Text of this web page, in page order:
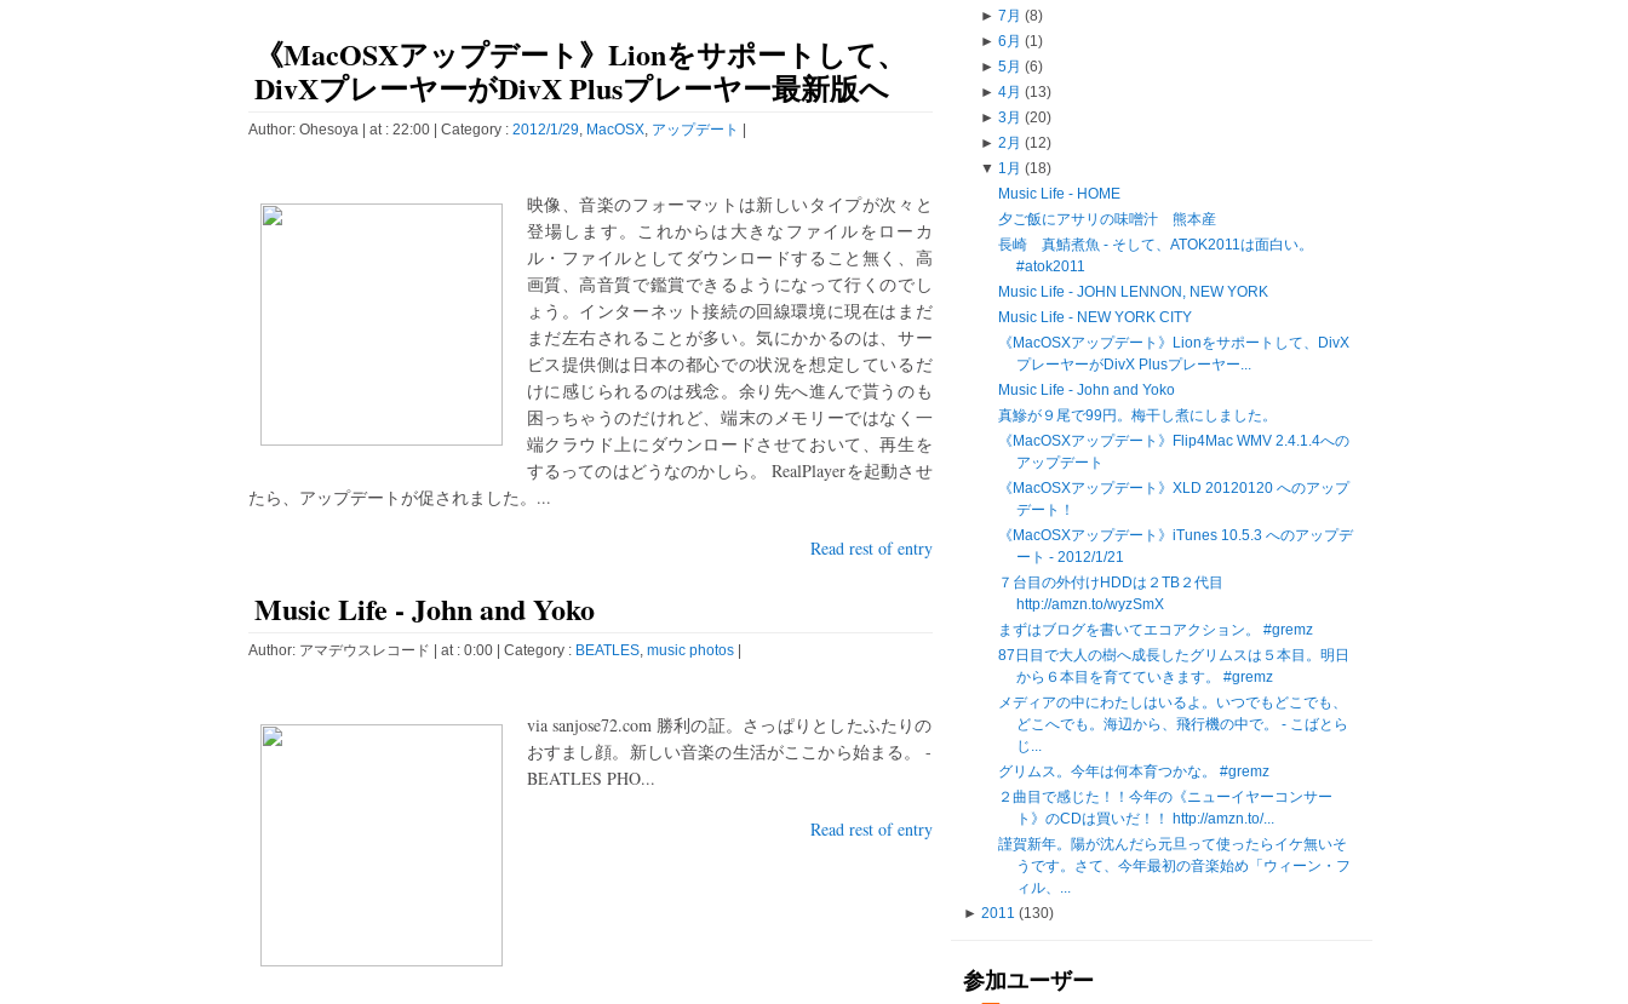
《MacOSXアップデート》Lionをサポートして、
DivXプレーヤーがDivX Plusプレーヤー最新版へ
Author: Ohesoya | at : 22:00 | Category : 2012/1/29 MacOSX, アップデート |
映像、音楽のフォーマットは新しいタイプが次々と
登場します。これからは大きなファイルをローカ
ル・ファイルとしてダウンロードすること無く、高
画質、高音質で鑑賞できるようになって行くのでし
ょう。インターネット接続の回線環境に現在はまだ
まだ左右されることが多い。気にかかるのは、サー
ビス提供側は日本の都心での状況を想定しているだ
けに感じられるのは残念。余り先へ進んで貰うのも
困っちゃうのだけれど、端末のメモリーではなく一
端クラウド上にダウンロードさせておいて、再生を
するってのはどうなのかしら。 RealPlayerを起動させ
たら、アップデートが促されました。...
Read rest of entry
Music Life - John and Yoko
Author: アマデウスレコード | at : 0:00 | Category : BEATLES, music photos
via sanjose72.com 勝利の証。さっぱりとしたふたりの
おすまし顔。新しい音楽の生活がここから始まる。 -
BEATLES PHO...
Read rest of entry
► 7月 (8)
► 6月 (1)
► 5月 (6)
► 4月 (13)
► 3月 (20)
► 2月 (12)
▼ 1月 (18)
Music Life - HOME
夕ご飯にアサリの味噌汁 熊本産
長崎 真鯖煮魚 - そして、ATOK2011は面白い。
#atok2011
Music Life - JOHN LENNON, NEW YORK
Music Life - NEW YORK CITY
《MacOSXアップデート》Lionをサポートして、DivX
プレーヤーがDivX Plusプレーヤー...
Music Life - John and Yoko
真鰺が９尾で99円。梅干し煮にしました。
《MacOSXアップデート》Flip4Mac WMV 2.4.1.4への
アップデート
《MacOSXアップデート》XLD 20120120 へのアップ
デート！
《MacOSXアップデート》iTunes 10.5.3 へのアップデ
ート - 2012/1/21
７台目の外付けHDDは２TB２代目
http://amzn.to/wyzSmX
まずはブログを書いてエコアクション。 #gremz
87日目で大人の樹へ成長したグリムスは５本目。明日
から６本目を育てていきます。 #gremz
メディアの中にわたしはいるよ。いつでもどこでも、
どこへでも。海辺から、飛行機の中で。 - こばとら
じ...
グリムス。今年は何本育つかな。 #gremz
２曲目で感じた！！今年の《ニューイヤーコンサー
ト》のCDは買いだ！！ http://amzn.to/...
謹賀新年。陽が沈んだら元旦って使ったらイケ無いそ
うです。さて、今年最初の音楽始め「ウィーン・フ
ィル、...
► 2011 (130)
参加ユーザー